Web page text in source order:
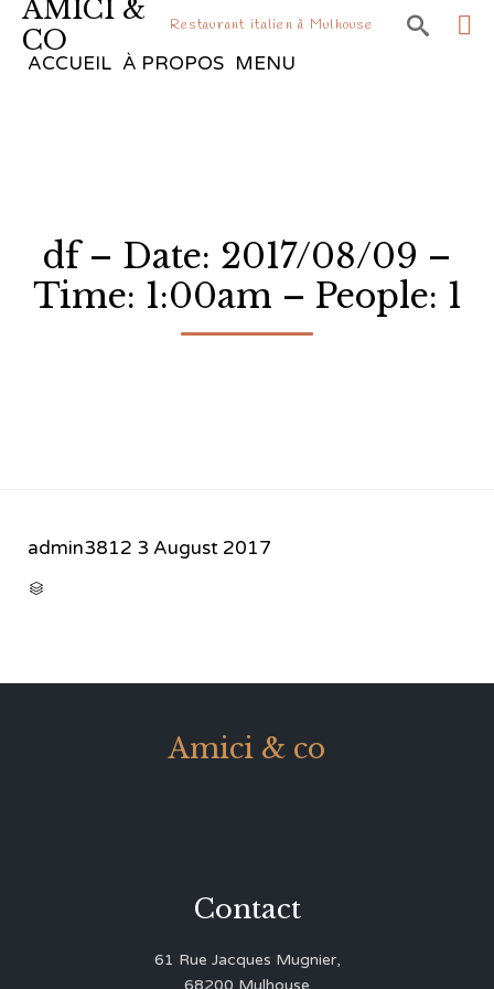
AMICI &
CO
Restaurant italien à Mulhouse 
ACCUEIL À PROPOS MENU
df – Date: 2017/08/09 –
Time: 1:00am – People: 1
admin3812 3 August 2017

Amici & co
Contact
61 Rue Jacques Mugnier,